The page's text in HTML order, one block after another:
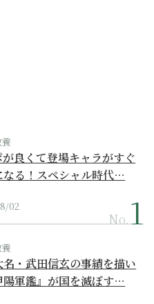
が良くて登場キャラがすぐ
なる！スペシャル時代…
02
No.
名・武田信玄の事績を描い
陽軍鑑』が国を滅ぼす…